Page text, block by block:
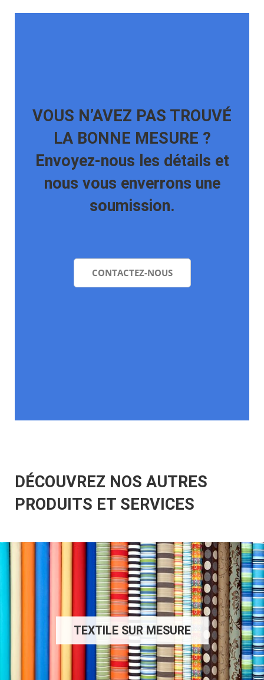
VOUS N’AVEZ PAS TROUVÉ
LA BONNE MESURE ?
Envoyez-nous les détails et
nous vous enverrons une
soumission.
DÉCOUVREZ NOS AUTRES
PRODUITS ET SERVICES
TEXTILE SUR MESURE